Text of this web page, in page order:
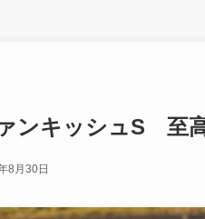
ンキッシュS 至
8月30日